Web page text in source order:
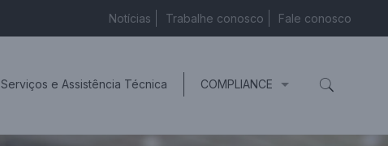
Notícias Trabalhe conosco Fale conosco
Serviços e Assistência Técnica COMPLIANCE